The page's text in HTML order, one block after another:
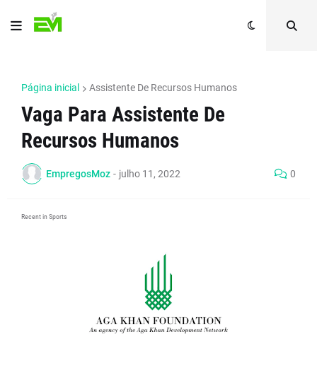
Página inicial Assistente De Recursos Humanos
Vaga Para Assistente De
Recursos Humanos
EmpregosMoz - julho 11, 2022 0
Recent in Sports